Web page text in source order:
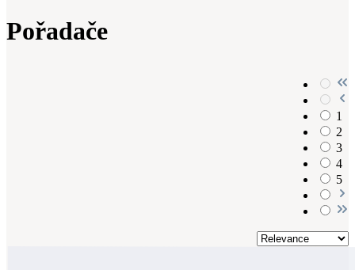
Pořadače
1
2
3
4
5